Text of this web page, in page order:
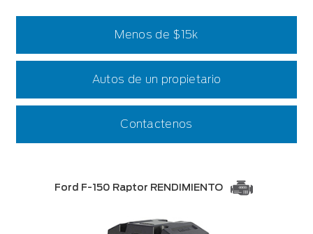
Menos de $15k
Autos de un propietario
Contactenos
Ford F-150 Raptor RENDIMIENTO